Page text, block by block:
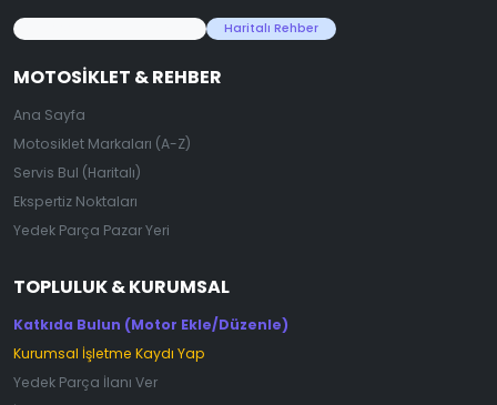
Haritalı Rehber
MOTOSIKLET & REHBER
Ana Sayfa
Motosiklet Markaları (A-Z)
Servis Bul (Haritalı)
Ekspertiz Noktaları
Yedek Parça Pazar Yeri
TOPLULUK & KURUMSAL
Katkıda Bulun (Motor Ekle/Düzenle)
Kurumsal İşletme Kaydı Yap
Yedek Parça İlanı Ver